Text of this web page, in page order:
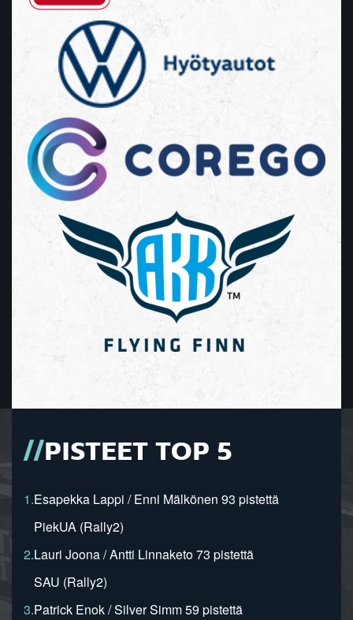
PISTEET TOP 5
1.Esapekka Lappi / Enni Mälkönen 93 pistettä
PiekUA (Rally2)
2.Lauri Joona / Antti Linnaketo 73 pistettä
SAU (Rally2)
3.Patrick Enok / Silver Simm 59 pistettä